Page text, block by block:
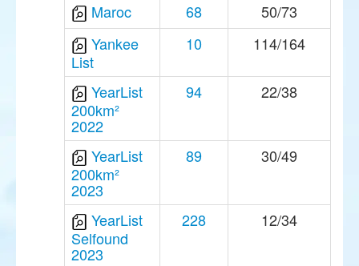
Maroc 68
50/73
Yankee
List
10 114/164
YearList
200km²
2022
94 22/38
YearList
200km²
2023
89 30/49
YearList
Selfound
2023
228 12/34